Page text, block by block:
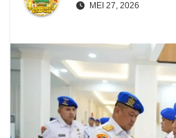
MEI 27, 2026